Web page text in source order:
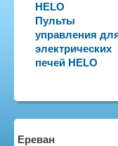
HELO
Пульты
управления
электрических
печей HELO
Ереван